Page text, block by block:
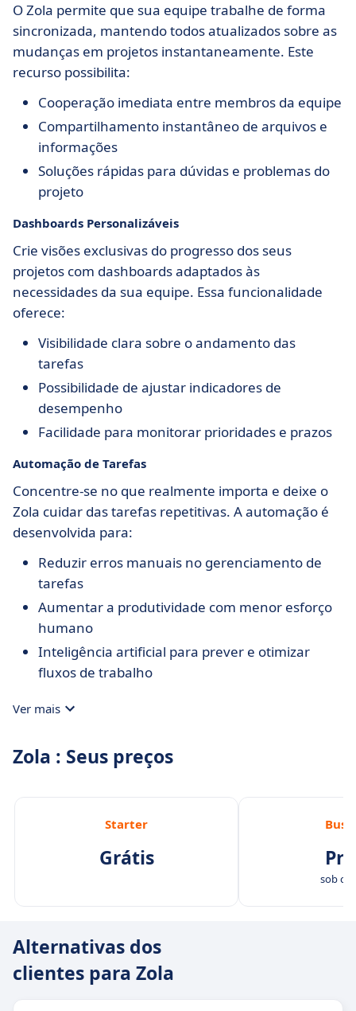
O Zola permite que sua equipe trabalhe de forma
sincronizada, mantendo todos atualizados sobre as
mudanças em projetos instantaneamente. Este
recurso possibilita:
Cooperação imediata entre membros da equipe
Compartilhamento instantâneo de arquivos e
informações
Soluções rápidas para dúvidas e problemas do
projeto
Dashboards Personalizáveis
Crie visões exclusivas do progresso dos seus
projetos com dashboards adaptados às
necessidades da sua equipe. Essa funcionalidade
oferece:
Visibilidade clara sobre o andamento das
tarefas
Possibilidade de ajustar indicadores de
desempenho
Facilidade para monitorar prioridades e prazos
Automação de Tarefas
Concentre-se no que realmente importa e deixe o
Zola cuidar das tarefas repetitivas. A automação é
desenvolvida para:
Reduzir erros manuais no gerenciamento de
tarefas
Aumentar a produtividade com menor esforço
humano
Inteligência artificial para prever e otimizar
fluxos de trabalho
Ver mais
Zola : Seus preços
Starter
Grátis
sob
Alternativas dos
clientes para Zola